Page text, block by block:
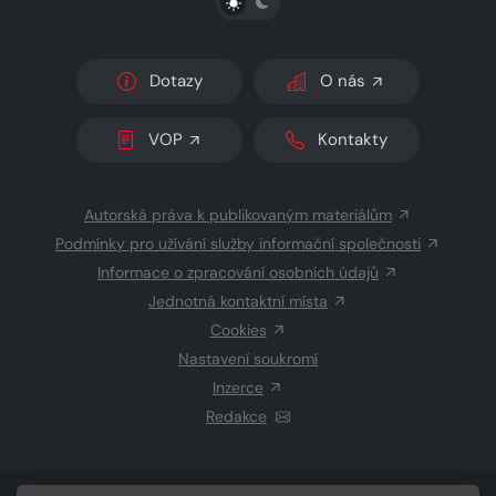
Dotazy O nás
VOP Kontakty
Autorská práva k publikovaným materiálům
Podmínky pro užívání služby informační společnosti
Informace o zpracování osobních údajů
Jednotná kontaktní místa
Cookies
Nastavení soukromí
Inzerce
Redakce